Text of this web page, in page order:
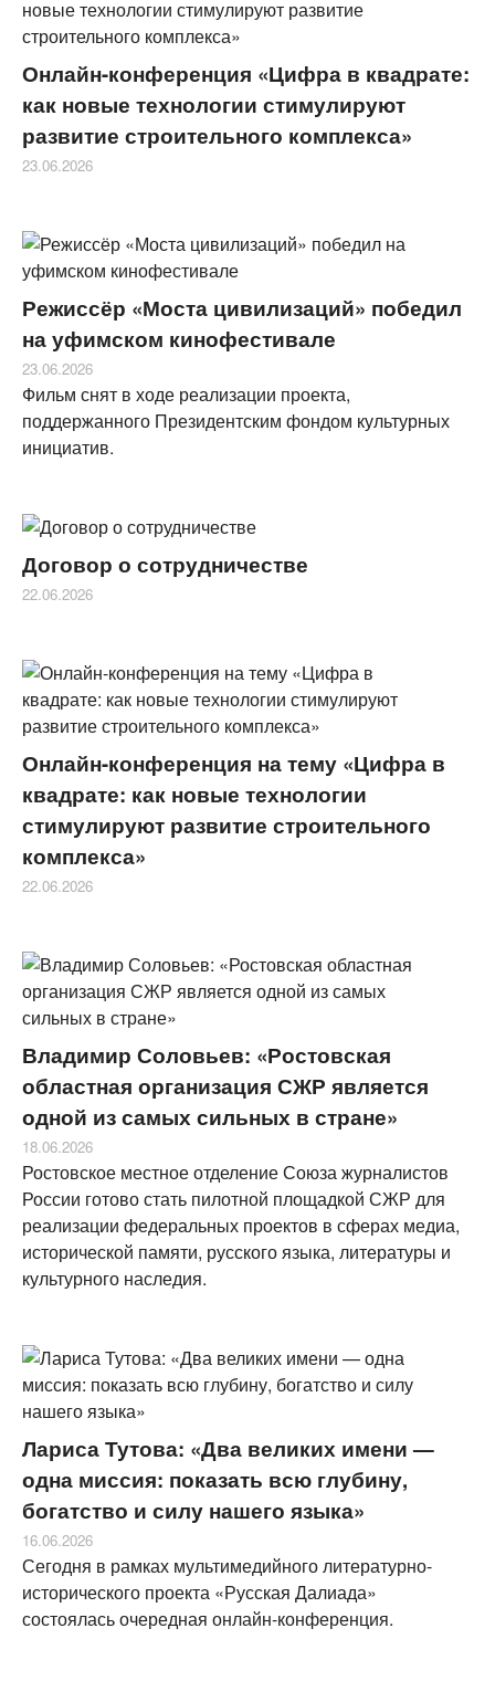
Онлайн-конференция «Цифра в квадрате:
как новые технологии стимулируют
развитие строительного комплекса»
23.06.2026
Режиссёр «Моста цивилизаций» победил
на уфимском кинофестивале
23.06.2026
Фильм снят в ходе реализации проекта,
поддержанного Президентским фондом культурных
инициатив.
Договор о сотрудничестве
22.06.2026
Онлайн-конференция на тему «Цифра в
квадрате: как новые технологии
стимулируют развитие строительного
комплекса»
22.06.2026
Владимир Соловьев: «Ростовская
областная организация СЖР является
одной из самых сильных в стране»
18.06.2026
Ростовское местное отделение Союза журналистов
России готово стать пилотной площадкой СЖР для
реализации федеральных проектов в сферах медиа,
исторической памяти, русского языка, литературы и
культурного наследия.
Лариса Тутова: «Два великих имени —
одна миссия: показать всю глубину,
богатство и силу нашего языка»
16.06.2026
Сегодня в рамках мультимедийного литературно-
исторического проекта «Русская Далиада»
состоялась очередная онлайн-конференция.